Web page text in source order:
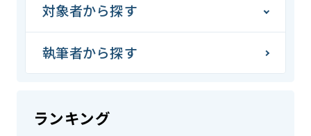
対象者から探す
執筆者から探す
ランキング